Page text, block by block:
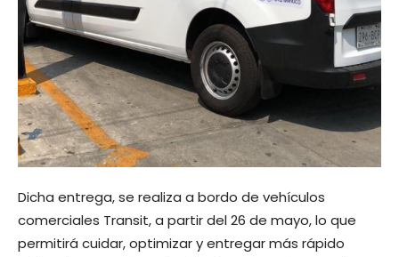
Dicha entrega, se realiza a bordo de vehículos
comerciales Transit, a partir del 26 de mayo, lo que
permitirá cuidar, optimizar y entregar más rápido